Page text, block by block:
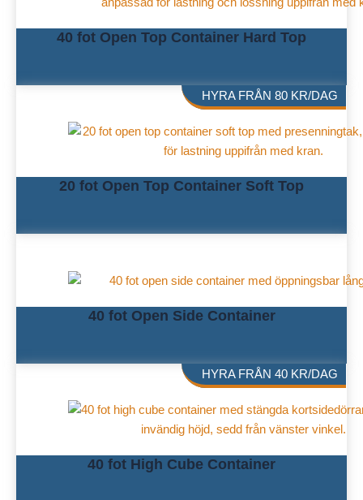
40 fot Open Top Container Hard Top
HYRA FRÅN 80 KR/DAG
20 fot Open Top Container Soft Top
40 fot Open Side Container
HYRA FRÅN 40 KR/DAG
40 fot High Cube Container